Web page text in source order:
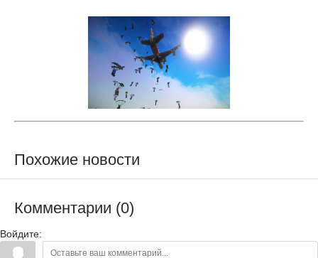
Похожие новости
Комментарии (0)
Войдите: